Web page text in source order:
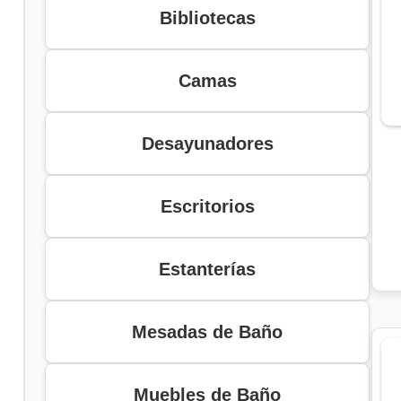
Bibliotecas
Camas
Desayunadores
Escritorios
Estanterías
Mesadas de Baño
Muebles de Baño